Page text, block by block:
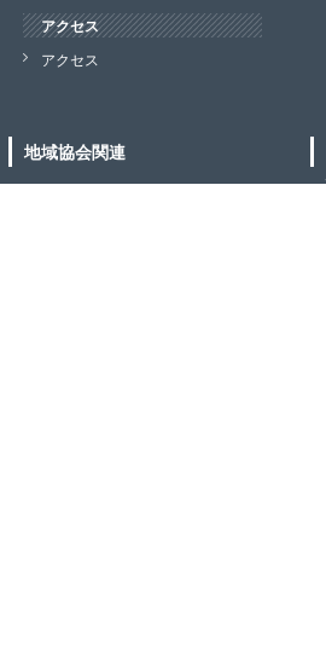
アクセス
アクセス
地域協会関連